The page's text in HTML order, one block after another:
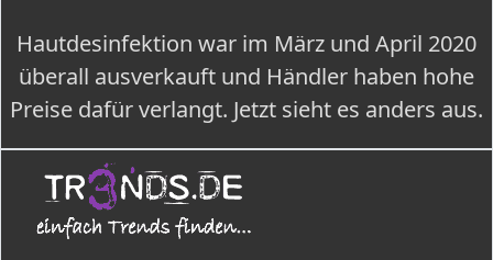
Hautdesinfektion war im März und April 2020
überall ausverkauft und Händler haben hohe
Preise dafür verlangt. Jetzt sieht es anders aus.